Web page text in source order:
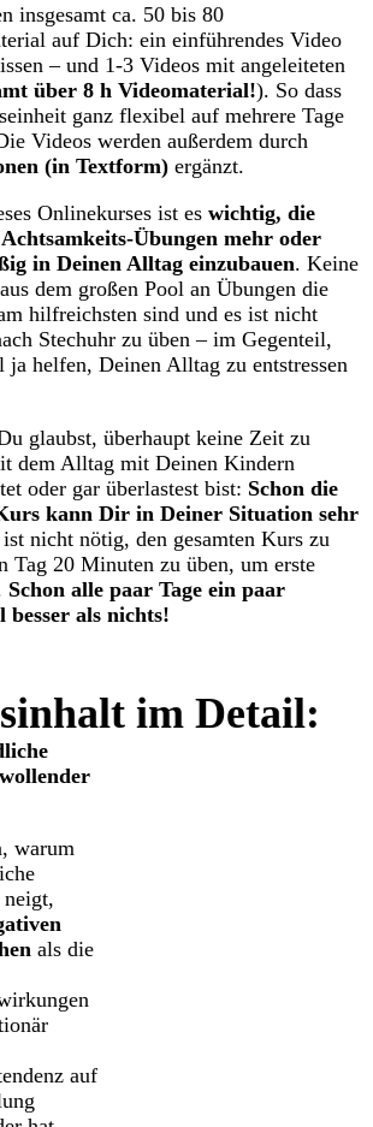
insgesamt ca. 50 bis 80
auf Dich: ein einführendes Video
– und 1-3 Videos mit angeleiteten
über 8 h Videomaterial!). So dass
ganz flexibel auf mehrere Tage
Videos werden außerdem durch
(in Textform) ergänzt.
Onlinekurses ist es wichtig, die
Übungen mehr oder
in Deinen Alltag einzubauen. Keine
dem großen Pool an Übungen die
hilfreichsten sind und es ist nicht
Stechuhr zu üben – im Gegenteil,
ja helfen, Deinen Alltag zu entstressen
glaubst, überhaupt keine Zeit zu
dem Alltag mit Deinen Kindern
oder gar überlastest bist: Schon die
kann Dir in Deiner Situation sehr
ist nicht nötig, den gesamten Kurs zu
Tag 20 Minuten zu üben, um erste
Schon alle paar Tage ein paar
als nichts!
im Detail:
warum
als die
auf